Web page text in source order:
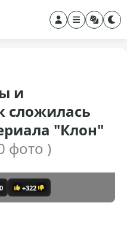
и
сложилась
"Клон"
фото )
+322